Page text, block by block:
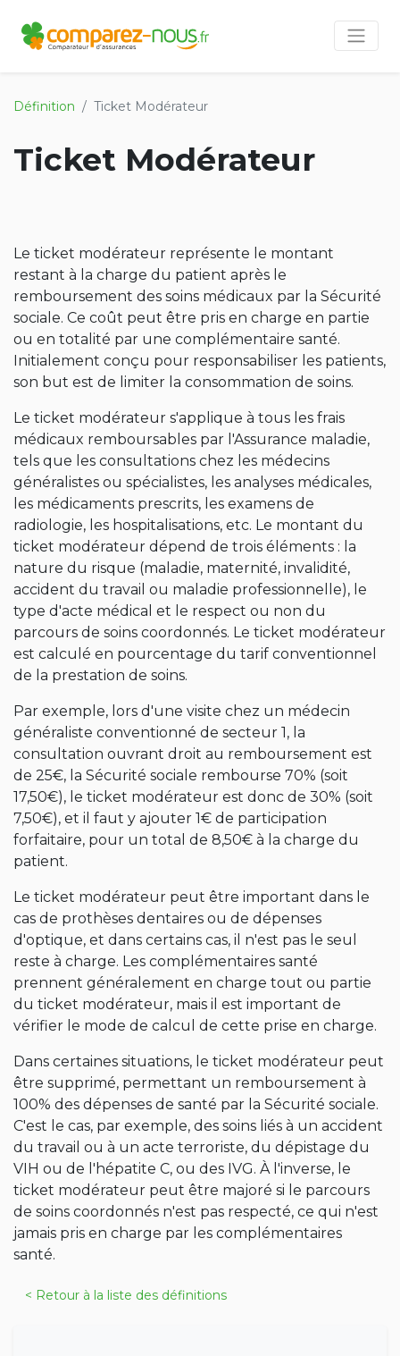
Définition Ticket Modérateur
Ticket Modérateur
Le ticket modérateur représente le montant
restant à la charge du patient après le
remboursement des soins médicaux par la Sécurité
sociale. Ce coût peut être pris en charge en partie
ou en totalité par une complémentaire santé.
Initialement conçu pour responsabiliser les patients,
son but est de limiter la consommation de soins.
Le ticket modérateur s'applique à tous les frais
médicaux remboursables par l'Assurance maladie,
tels que les consultations chez les médecins
généralistes ou spécialistes, les analyses médicales,
les médicaments prescrits, les examens de
radiologie, les hospitalisations, etc. Le montant du
ticket modérateur dépend de trois éléments : la
nature du risque (maladie, maternité, invalidité,
accident du travail ou maladie professionnelle), le
type d'acte médical et le respect ou non du
parcours de soins coordonnés. Le ticket modérateur
est calculé en pourcentage du tarif conventionnel
de la prestation de soins.
Par exemple, lors d'une visite chez un médecin
généraliste conventionné de secteur 1, la
consultation ouvrant droit au remboursement est
de 25€, la Sécurité sociale rembourse 70% (soit
17,50€), le ticket modérateur est donc de 30% (soit
7,50€), et il faut y ajouter 1€ de participation
forfaitaire, pour un total de 8,50€ à la charge du
patient.
Le ticket modérateur peut être important dans le
cas de prothèses dentaires ou de dépenses
d'optique, et dans certains cas, il n'est pas le seul
reste à charge. Les complémentaires santé
prennent généralement en charge tout ou partie
du ticket modérateur, mais il est important de
vérifier le mode de calcul de cette prise en charge.
Dans certaines situations, le ticket modérateur peut
être supprimé, permettant un remboursement à
100% des dépenses de santé par la Sécurité sociale.
C'est le cas, par exemple, des soins liés à un accident
du travail ou à un acte terroriste, du dépistage du
VIH ou de l'hépatite C, ou des IVG. À l'inverse, le
ticket modérateur peut être majoré si le parcours
de soins coordonnés n'est pas respecté, ce qui n'est
jamais pris en charge par les complémentaires
santé.
< Retour à la liste des définitions